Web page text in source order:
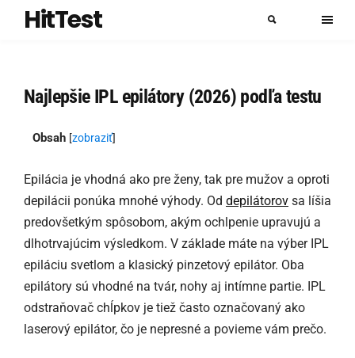
HitTest
Najlepšie IPL epilátory (2026) podľa testu
Obsah [zobraziť]
Epilácia je vhodná ako pre ženy, tak pre mužov a oproti
depilácii ponúka mnohé výhody. Od depilátorov sa líšia
predovšetkým spôsobom, akým ochlpenie upravujú a
dlhotrvajúcim výsledkom. V základe máte na výber IPL
epiláciu svetlom a klasický pinzetový epilátor. Oba
epilátory sú vhodné na tvár, nohy aj intímne partie. IPL
odstraňovač chĺpkov je tiež často označovaný ako
laserový epilátor, čo je nepresné a povieme vám prečo.